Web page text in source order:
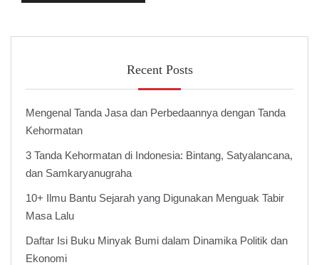
Recent Posts
Mengenal Tanda Jasa dan Perbedaannya dengan Tanda
Kehormatan
3 Tanda Kehormatan di Indonesia: Bintang, Satyalancana,
dan Samkaryanugraha
10+ Ilmu Bantu Sejarah yang Digunakan Menguak Tabir
Masa Lalu
Daftar Isi Buku Minyak Bumi dalam Dinamika Politik dan
Ekonomi